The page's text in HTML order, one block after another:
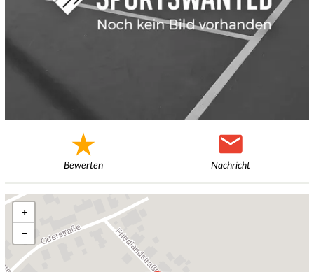
Bewerten Nachricht
+
−